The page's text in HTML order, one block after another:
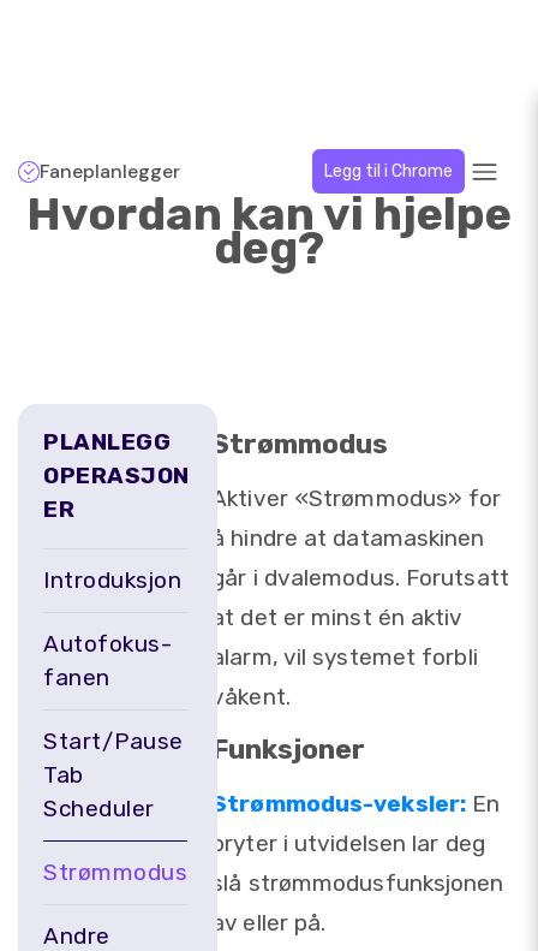
Faneplanlegger Legg til i Chrome
Hvordan kan vi hjelpe
deg?
PLANLEGG
OPERASJON
ER
Introduksjon
Autofokus-
fanen
Start/Pause
Tab
Scheduler
Strømmodus
Andre
Strømmodus
Aktiver «Strømmodus» for
å hindre at datamaskinen
går i dvalemodus. Forutsatt
at det er minst én aktiv
alarm, vil systemet forbli
våkent.
Funksjoner
Strømmodus-veksler: En
bryter i utvidelsen lar deg
slå strømmodusfunksjonen
av eller på.